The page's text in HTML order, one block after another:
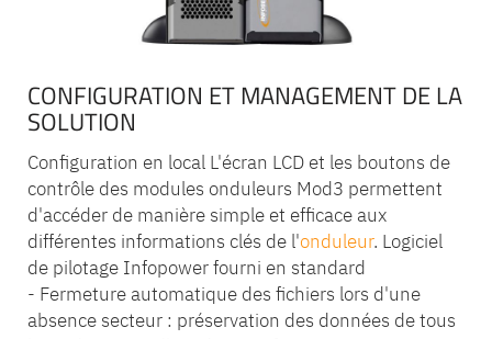
CONFIGURATION ET MANAGEMENT DE LA
SOLUTION
Configuration en local L'écran LCD et les boutons de
contrôle des modules onduleurs Mod3 permettent
d'accéder de manière simple et efficace aux
différentes informations clés de l'onduleur. Logiciel
de pilotage Infopower fourni en standard
- Fermeture automatique des fichiers lors d'une
absence secteur : préservation des données de tous